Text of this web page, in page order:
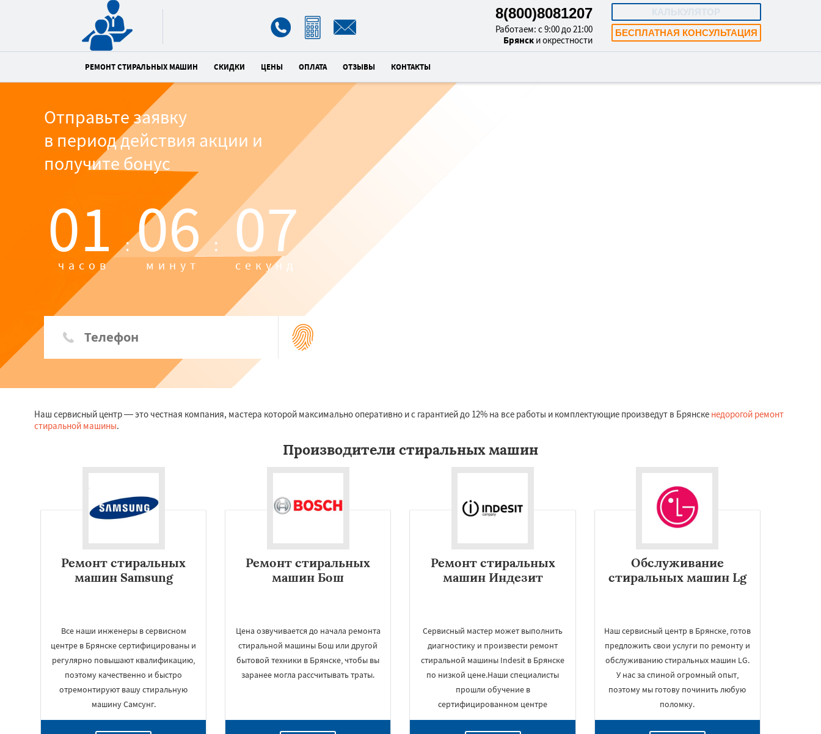
КАЛЬКУЛЯТОР
БЕСПЛАТНАЯ КОНСУЛЬТАЦИЯ
8(800)8081207
Работаем: с 9:00 до 21:00
Брянск и окрестности
РЕМОНТ СТИРАЛЬНЫХ МАШИН СКИДКИ ЦЕНЫ ОПЛАТА ОТЗЫВЫ КОНТАКТЫ
Отправьте заявку
в период действия акции и
получите бонус
01 :
часов 06 :
минут 06
секунд
Наш сервисный центр — это честная компания, мастера которой максимально оперативно и с гарантией до 12% на все работы и комплектующие произведут в Брянске недорогой ремонт
стиральной машины.
Производители стиральных машин
Ремонт стиральных
машин Samsung
Все наши инженеры в сервисном
центре в Брянске сертифицированы и
регулярно повышают квалификацию,
поэтому качественно и быстро
отремонтируют вашу стиральную
машину Самсунг.
Ремонт стиральных
машин Бош
Цена озвучивается до начала ремонта
стиральной машины Бош или другой
бытовой техники в Брянске, чтобы вы
заранее могла рассчитывать траты.
Ремонт стиральных
машин Индезит
Сервисный мастер может выполнить
диагностику и произвести ремонт
стиральной машины Indesit в Брянске
по низкой цене.Наши специалисты
прошли обучение в
сертифицированном центре
Обслуживание
стиральных машин Lg
Наш сервисный центр в Брянске, готов
предложить свои услуги по ремонту и
обслуживанию стиральных машин LG.
У нас за спиной огромный опыт,
поэтому мы готову починить любую
поломку.